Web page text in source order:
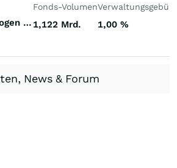
Mischfonds ausgewogen Welt
Fonds-Volumen
1,122 Mrd. 1,00 %
News & Forum